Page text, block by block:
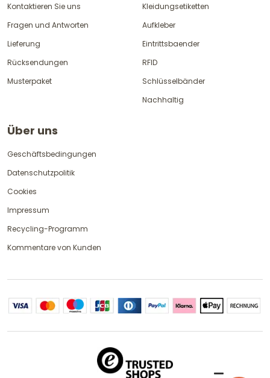
Kontaktieren Sie uns
Fragen und Antworten
Lieferung
Rücksendungen
Musterpaket
Kleidungsetiketten
Aufkleber
Eintrittsbaender
RFID
Schlüsselbänder
Nachhaltig
Über uns
Geschäftsbedingungen
Datenschutzpolitik
Cookies
Impressum
Recycling-Programm
Kommentare von Kunden